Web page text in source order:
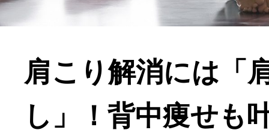
肩こり解消には「
し」！背中痩せも